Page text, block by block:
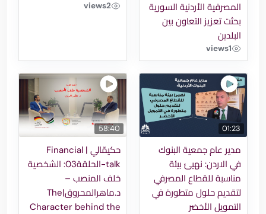
المصرفية الأردنية السورية
بحثت تعزيز التعاون بين
البلدين
1
views
2
views
01:23
مدير عام جمعية البنوك
في الاردن: نهيئ بيئة
مناسبة للقطاع المصرفي
لتقديم حلول متطورة في
التمويل الأخضر
58:40
حكيمّالي | Financial
talk-الحلقة03: الشخصية
خلف المنصب –
د.ماهرالمحروق|The
Character behind the